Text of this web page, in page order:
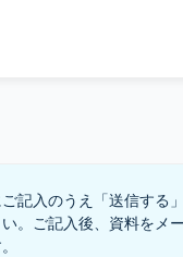
記入のうえ「送信する
。ご記入後、資料をメ